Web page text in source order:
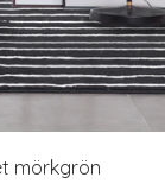
mörkgrön